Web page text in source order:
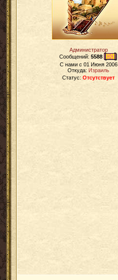
Администратор
Сообщений:5588
C нами с 01 Июня 2006
Откуда: Израиль
Статус:Отсутствует